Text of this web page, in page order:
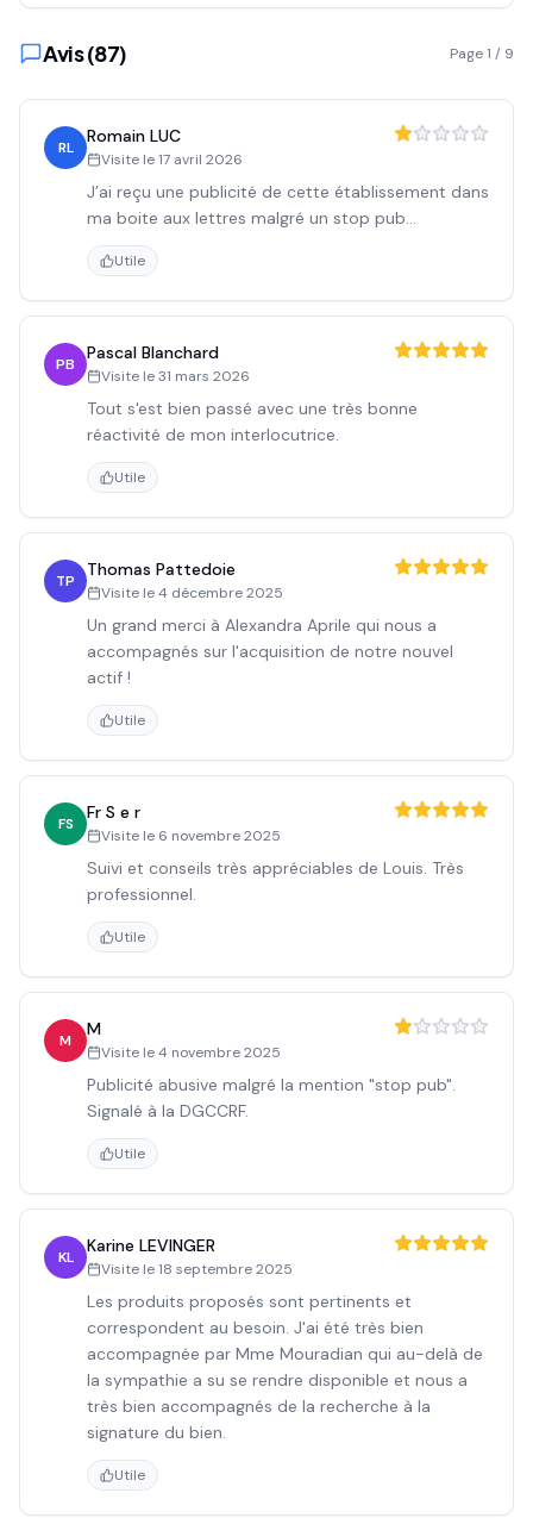
Avis (87) Page1 / 9
RL
Romain LUC
Visite le17 avril 2026
J’ai reçu une publicité de cette établissement dans
ma boite aux lettres malgré un stop pub...
Utile
PB
Pascal Blanchard
Visite le31 mars 2026
Tout s'est bien passé avec une très bonne
réactivité de mon interlocutrice.
Utile
TP
Thomas Pattedoie
Visite le4 décembre 2025
Un grand merci à Alexandra Aprile qui nous a
accompagnés sur l'acquisition de notre nouvel
actif !
Utile
FS
Fr S e r
Visite le 6 novembre 2025
Suivi et conseils très appréciables de Louis. Très
professionnel.
Utile
M
M
Visite le4 novembre 2025
Publicité abusive malgré la mention "stop pub".
Signalé à la DGCCRF.
Utile
KL
Karine LEVINGER
Visite le18 septembre 2025
Les produits proposés sont pertinents et
correspondent au besoin. J'ai été très bien
accompagnée par Mme Mouradian qui au-delà de
la sympathie a su se rendre disponible et nous a
très bien accompagnés de la recherche à la
signature du bien.
Utile